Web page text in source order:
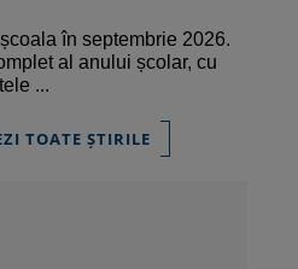
în septembrie 2026.
al anului școlar, cu
...
TOATE ȘTIRILE